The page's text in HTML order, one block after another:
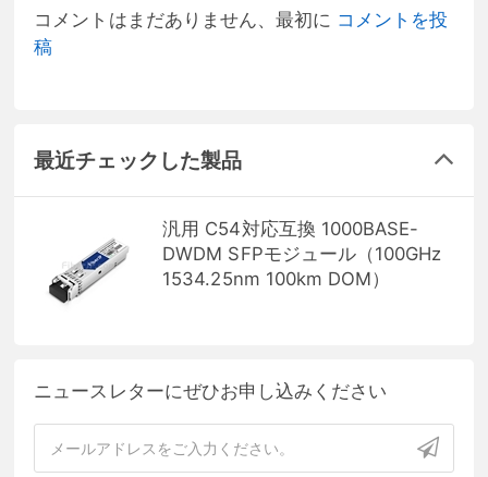
コメントはまだありません、最初に コメントを投
稿
最近チェックした製品
汎用 C54対応互換 1000BASE-
DWDM SFPモジュール（100GHz
1534.25nm 100km DOM）
ニュースレターにぜひお申し込みください